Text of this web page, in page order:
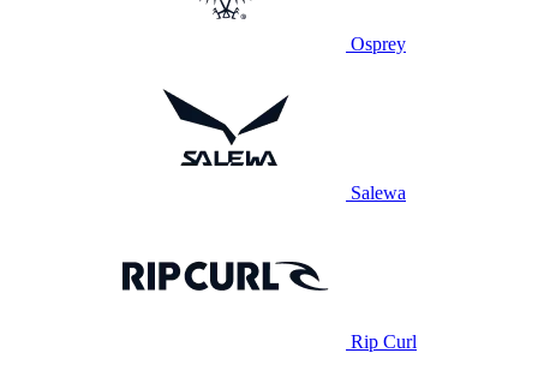
Osprey
Salewa
Rip Curl